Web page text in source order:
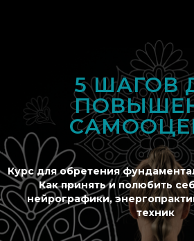
5 ШАГОВ
Курс для обретения
Как принять и полюбить
нейрографики,
техник